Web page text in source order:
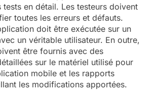
tests en détail. Les testeurs doivent
toutes les erreurs et défauts.
doit être exécutée sur un
un véritable utilisateur. En outre,
être fournis avec des
sur le matériel utilisé pour
mobile et les rapports
les modifications apportées.